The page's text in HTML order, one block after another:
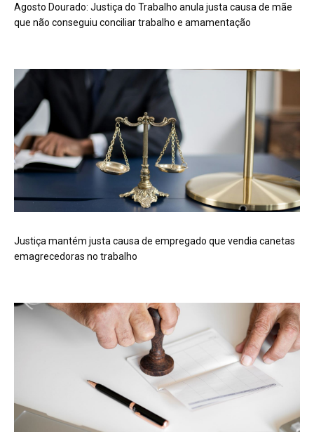
Agosto Dourado: Justiça do Trabalho anula justa causa de mãe
que não conseguiu conciliar trabalho e amamentação
Justiça mantém justa causa de empregado que vendia canetas
emagrecedoras no trabalho